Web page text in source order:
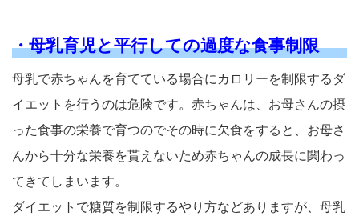
・母乳育児と平行しての過度な食事制限
母乳で赤ちゃんを育てている場合にカロリーを制限するダ
イエットを行うのは危険です。赤ちゃんは、お母さんの摂
った食事の栄養で育つのでその時に欠食をすると、お母さ
んから十分な栄養を貰えないため赤ちゃんの成長に関わっ
てきてしまいます。
ダイエットで糖質を制限するやり方などありますが、母乳